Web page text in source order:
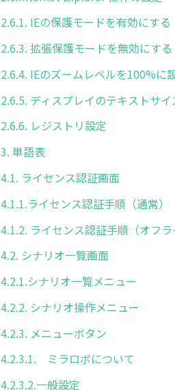
2.6.1. IEの保護モードを有効にする
2.6.3. 拡張保護モードを無効にする
2.6.4. IEのズームレベルを100%に
2.6.5. ディスプレイのテキストサ
2.6.6. レジストリ設定
3. 単語表
4.1. ライセンス認証画面
4.1.1.ライセンス認証手順（通常）
4.1.2. ライセンス認証手順（オフラ
4.2. シナリオ一覧画面
4.2.1.シナリオ一覧メニュー
4.2.2. シナリオ操作メニュー
4.2.3. メニューボタン
4.2.3.1. ミラロボについて
4.2.3.2.一般設定